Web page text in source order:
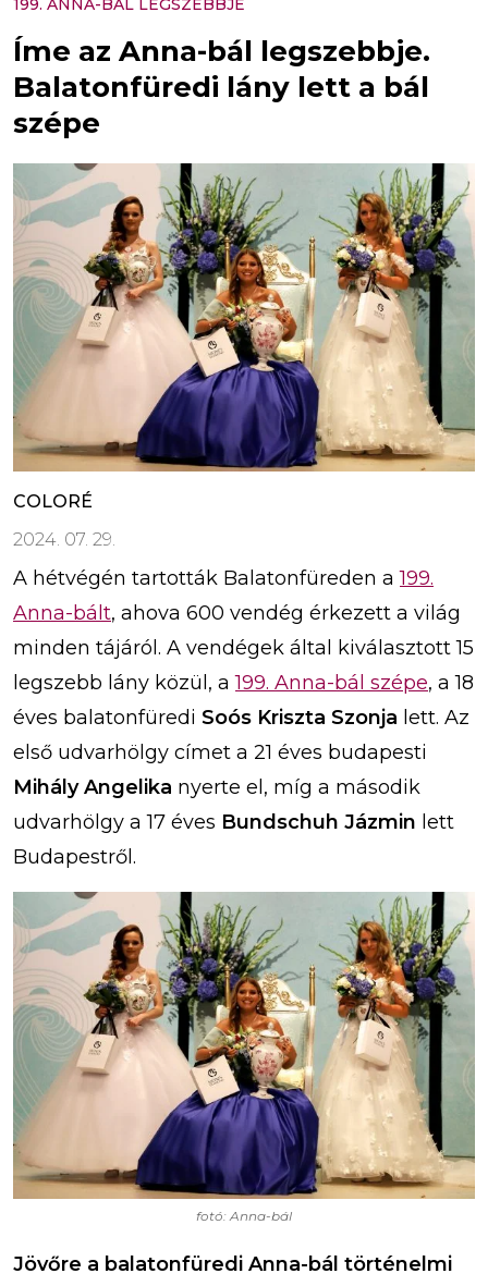
199. ANNA-BÁL LEGSZEBBJE
Íme az Anna-bál legszebbje.
Balatonfüredi lány lett a bál
szépe
COLORÉ
2024. 07. 29.
A hétvégén tartották Balatonfüreden a199.
Anna-bált, ahova 600 vendég érkezett a világ
minden tájáról. A vendégek által kiválasztott 15
legszebb lány közül, a199. Anna-bál szépe, a 18
éves balatonfüredi Soós Kriszta Szonja lett. Az
első udvarhölgy címet a 21 éves budapesti
Mihály Angelika nyerte el, míg a második
udvarhölgy a 17 éves Bundschuh Jázmin lett
Budapestről.
fotó: Anna-bál
Jövőre a balatonfüredi Anna-bál történelmi